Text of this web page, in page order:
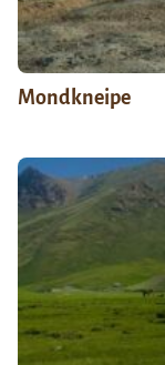
Mondkneipe